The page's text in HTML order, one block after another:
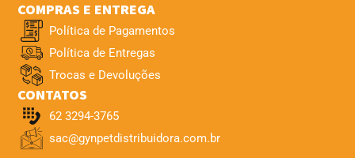
COMPRAS E ENTREGA
Política de Pagamentos
Política de Entregas
Trocas e Devoluções
CONTATOS
62 3294-3765
sac@gynpetdistribuidora.com.br